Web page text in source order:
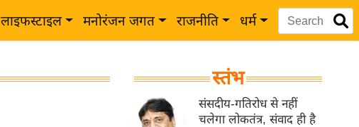
लाइफस्टाइल मनोरंजन जगत राजनीति धर्म
स्तंभ
संसदीय-गतिरोध से नहीं
चलेगा लोकतंत्र, संवाद ही है